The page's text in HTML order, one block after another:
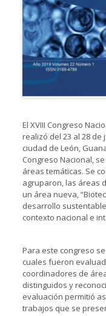
El XVIII Congreso
realizó del 23 al 28 de
ciudad de León,
Congreso Nacional,
áreas temáticas. Se
agruparon, las áreas
un área nueva,
desarrollo
contexto nacional e
Para este congreso
cuales fueron
coordinadores de
distinguidos y
evaluación permitió
trabajos que se